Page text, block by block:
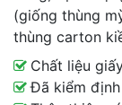
(giống thùng
thùng carton
Chất liệu
Đã kiểm